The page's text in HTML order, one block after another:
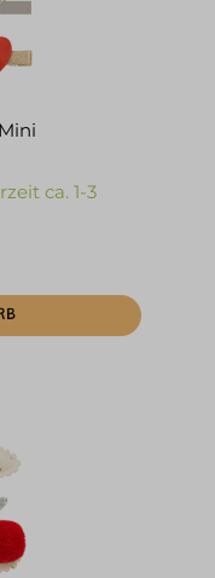
ca. 1-3